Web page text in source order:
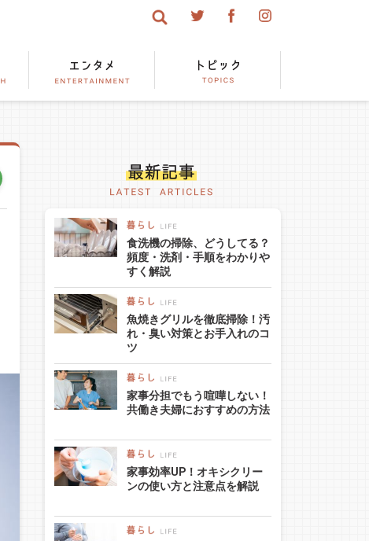
食洗機の掃除、どうしてる？
頻度・洗剤・手順をわかりや
すく解説
魚焼きグリルを徹底掃除！汚
れ・臭い対策とお手入れのコ
ツ
家事分担でもう喧嘩しない！
共働き夫婦におすすめの方法
家事効率UP！オキシクリー
ンの使い方と注意点を解説